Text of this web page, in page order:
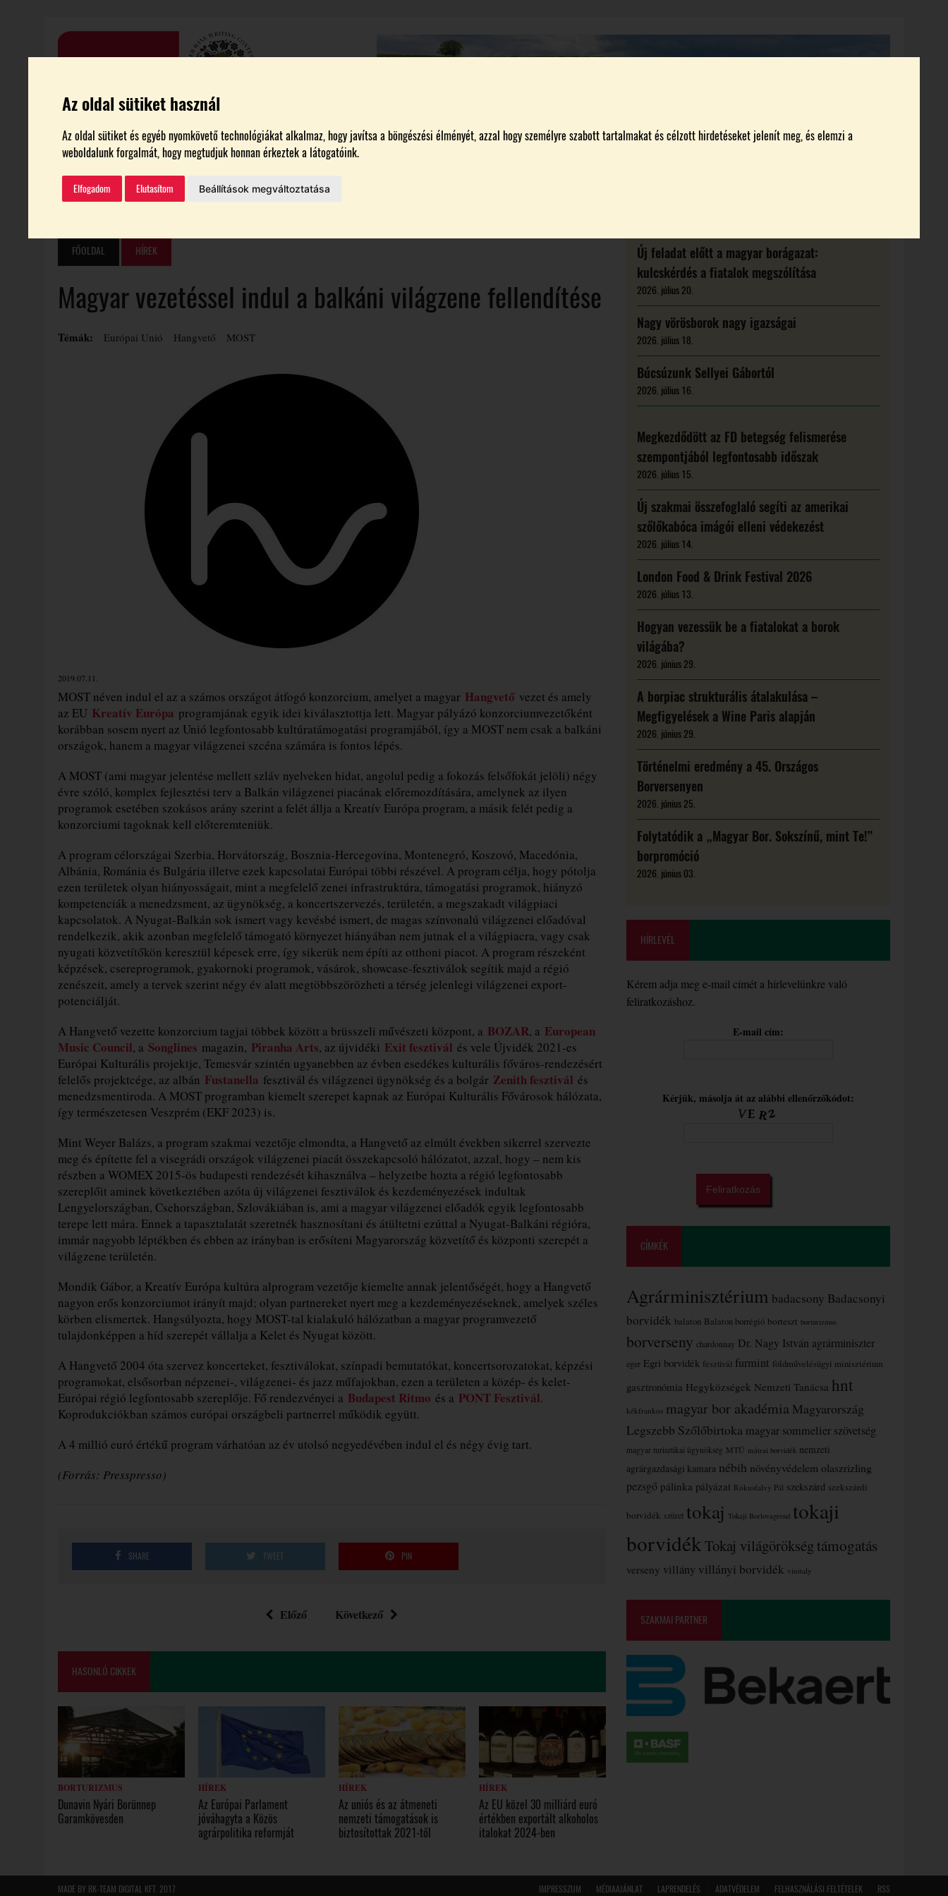
Az oldal sütiket használ
Az oldal sütiket és egyéb nyomkövető technológiákat alkalmaz, hogy javítsa a böngészési élményét, azzal hogy személyre szabott tartalmakat és célzott hirdetéseket jelenít meg, és elemzi a
weboldalunk forgalmát, hogy megtudjuk honnan érkeztek a látogatóink.
Elfogadom Elutasítom Beállítások megváltoztatása
HÍREK CIKKEK BORTURIZMUS GASZTRONÓMIA BORÁSZATOK MAGYARORSZÁG LEGSZEBB SZŐLŐBIRTOKA 2026 KI KICSODA RENDEZVÉNYEK MAGAZIN
VEB2023 BORTESZT
AKTUÁLIS 2026.08.04. | SZÓLÁTI NAGYDÍJ 2026
2026.08.04. | AZ ÁTLAGOSNÁL GYENGÉBB ÉV VÁRHATÓ A MEZŐGAZDASÁGBAN AZ IDÉN
2026.08.04. | ARTPIKNIKET RENDEZNEK A CEREDI MŰVÉSZTELEPEN
2026.08.07. ELHUNYT GARAMVÁRI VENCEL
FŐOLDAL HÍREK
Magyar vezetéssel indul a balkáni világzene fellendítése
Témák: Európai Unió Hangvető MOST
2019.07.11.
MOST néven indul el az a számos országot átfogó konzorcium, amelyet a magyar Hangvető vezet és amely
az EU Kreatív Európa programjának egyik idei kiválasztottja lett. Magyar pályázó konzorciumvezetőként
korábban sosem nyert az Unió legfontosabb kultúratámogatási programjából, így a MOST nem csak a balkáni
országok, hanem a magyar világzenei szcéna számára is fontos lépés.
A MOST (ami magyar jelentése mellett szláv nyelveken hidat, angolul pedig a fokozás felsőfokát jelöli) négy
évre szóló, komplex fejlesztési terv a Balkán világzenei piacának előremozdítására, amelynek az ilyen
programok esetében szokásos arány szerint a felét állja a Kreatív Európa program, a másik felét pedig a
konzorciumi tagoknak kell előteremteniük.
A program célországai Szerbia, Horvátország, Bosznia-Hercegovina, Montenegró, Koszovó, Macedónia,
Albánia, Románia és Bulgária illetve ezek kapcsolatai Európai többi részével. A program célja, hogy pótolja
ezen területek olyan hiányosságait, mint a megfelelő zenei infrastruktúra, támogatási programok, hiányzó
kompetenciák a menedzsment, az ügynökség, a koncertszervezés, területén, a megszakadt világpiaci
kapcsolatok. A Nyugat-Balkán sok ismert vagy kevésbé ismert, de magas színvonalú világzenei előadóval
rendelkezik, akik azonban megfelelő támogató környezet hiányában nem jutnak el a világpiacra, vagy csak
nyugati közvetítőkön keresztül képesek erre, így sikerük nem építi az otthoni piacot. A program részeként
képzések, csereprogramok, gyakornoki programok, vásárok, showcase-fesztiválok segítik majd a régió
zenészeit, amely a tervek szerint négy év alatt megtöbbszörözheti a térség jelenlegi világzenei export-
potenciálját.
A Hangvető vezette konzorcium tagjai többek között a brüsszeli művészeti központ, a BOZAR, a European
Music Council, a Songlines magazin, Piranha Arts, az újvidéki Exit fesztivál és vele Újvidék 2021-es
Európai Kulturális projektje, Temesvár szintén ugyanebben az évben esedékes kulturális főváros-rendezésért
felelős projektcége, az albán Fustanella fesztivál és világzenei ügynökség és a bolgár Zenith fesztivál és
menedzsmentiroda. A MOST programban kiemelt szerepet kapnak az Európai Kulturális Fővárosok hálózata,
így természetesen Veszprém (EKF 2023) is.
Mint Weyer Balázs, a program szakmai vezetője elmondta, a Hangvető az elmúlt években sikerrel szervezte
meg és építette fel a visegrádi országok világzenei piacát összekapcsoló hálózatot, azzal, hogy – nem kis
részben a WOMEX 2015-ös budapesti rendezését kihasználva – helyzetbe hozta a régió legfontosabb
szereplőit aminek következtében azóta új világzenei fesztiválok és kezdeményezések indultak
Lengyelországban, Csehországban, Szlovákiában is, ami a magyar világzenei előadók egyik legfontosabb
terepe lett mára. Ennek a tapasztalatát szeretnék hasznosítani és átültetni ezúttal a Nyugat-Balkáni régióra,
immár nagyobb léptékben és ebben az irányban is erősíteni Magyarország közvetítő és központi szerepét a
világzene területén.
Mondik Gábor, a Kreatív Európa kultúra alprogram vezetője kiemelte annak jelentőségét, hogy a Hangvető
nagyon erős konzorciumot irányít majd; olyan partnereket nyert meg a kezdeményezéseknek, amelyek széles
körben elismertek. Hangsúlyozta, hogy MOST-tal kialakuló hálózatban a magyar programvezető
tulajdonképpen a híd szerepét vállalja a Kelet és Nyugat között.
A Hangvető 2004 óta szervez koncerteket, fesztiválokat, színpadi bemutatókat, koncertsorozatokat, képzési
programokat, elsősorban népzenei-, világzenei- és jazz műfajokban, ezen a területen a közép- és kelet-
Európai régió legfontosabb szereplője. Fő rendezvényei a Budapest Ritmo és a PONT Fesztivál.
Koprodukciókban számos európai országbeli partnerrel működik együtt.
A 4 millió euró értékű program várhatóan az év utolsó negyedévében indul el és négy évig tart.
(Forrás: Presspresso)
SHARE TWEET PIN
Előző Következő
HASONLÓ CIKKEK
BORTURIZMUS
Dunavin Nyári Borünnep
Garamkövesden
HÍREK
Az Európai Parlament
jóváhagyta a Közös
agrárpolitika reformját
HÍREK
Az uniós és az átmeneti
nemzeti támogatások is
biztosítottak 2021-től
HÍREK
Az EU közel 30 milliárd euró
értékben exportált alkoholos
italokat 2024-ben
Új feladat előtt a magyar borágazat:
kulcskérdés a fiatalok megszólítása
2026. július 20.
Nagy vörösborok nagy igazságai
2026. július 18.
Búcsúzunk Sellyei Gábortól
2026. július 16.
Megkezdődött az FD betegség felismerése
szempontjából legfontosabb időszak
2026. július 15.
Új szakmai összefoglaló segíti az amerikai
szőlőkabóca imágói elleni védekezést
2026. július 14.
London Food & Drink Festival 2026
2026. július 13.
Hogyan vezessük be a fiatalokat a borok
világába?
2026. június 29.
A borpiac strukturális átalakulása –
Megfigyelések a Wine Paris alapján
2026. június 29.
Történelmi eredmény a 45. Országos
Borversenyen
2026. június 25.
Folytatódik a „Magyar Bor. Sokszínű, mint Te!”
borpromóció
2026. június 03.
HÍRLEVÉL
Kérem adja meg e-mail címét a hírlevelünkre való
feliratkozáshoz.
E-mail cím:
Kérjük, másolja át az alábbi ellenőrzőkódot:
CÍMKÉK
Agrárminisztérium badacsony Badacsonyi
borvidék balaton Balaton borrégió borteszt borturizmus
borverseny chardonnay Dr. Nagy István agrárminiszter
eger Egri borvidék fesztivál furmint földművelésügyi minisztérium
gasztronómia Hegyközségek Nemzeti Tanácsa hnt
kékfrankos magyar bor akadémia Magyarország
Legszebb Szőlőbirtoka magyar sommelier szövetség
magyar turisztikai ügynökség MTÜ mátrai borvidék nemzeti
agrárgazdasági kamara nébih növényvédelem olaszrizling
pezsgő pálinka pályázat Rókusfalvy Pál szekszárd szekszárdi
borvidék szüret tokaj Tokaji Borlovagrend tokaji
borvidékTokaj világörökségtámogatás
verseny villány villányi borvidék vinitaly
SZAKMAI PARTNER
IMPRESSZUM MÉDIAAJÁNLAT LAPRENDELÉS ADATVÉDELEM FELHASZNÁLÁSI FELTÉTELEK RSS
MADE BY RK-TEAM DIGITAL KFT. 2017